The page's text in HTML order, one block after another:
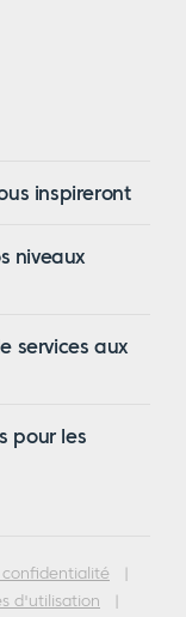
inspireront
niveaux
services aux
pour les
d'utilisation